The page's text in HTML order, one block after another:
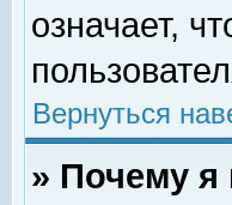
означает,
Вернуться
» Почему я